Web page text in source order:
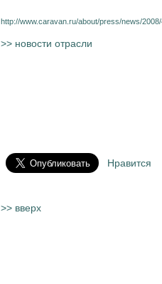
http://www.caravan.ru/about/press/news/
>> новости отрасли
Нравится
>> вверх